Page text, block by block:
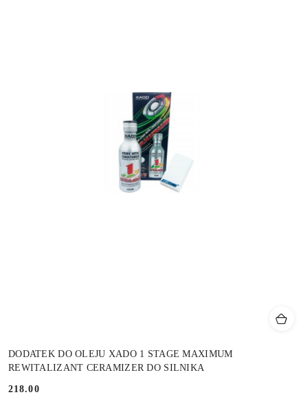
DODATEK DO OLEJU XADO 1 STAGE MAXIMUM
REWITALIZANT CERAMIZER DO SILNIKA
218.00